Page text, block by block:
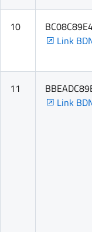
10
Link
11
Link